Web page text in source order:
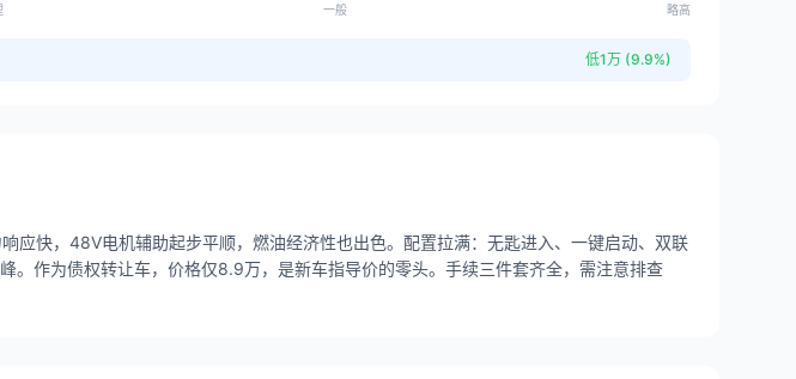
一般 略高
低1万 (9.9%)
应快，48V电机辅助起步平顺，燃油经济性也出色。配置拉满：无匙进入、一键启动、双联
作为债权转让车，价格仅8.9万，是新车指导价的零头。手续三件套齐全，需注意排查